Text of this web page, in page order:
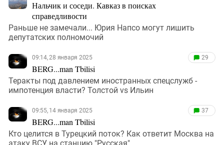
Нальчик и соседи. Кавказ в поисках
справедливости
Раньше не замечали... Юрия Напсо могут лишить
депутатских полномочий
09:14, 28 января 2025
BERG...man Tbilisi
29
Теракты под давлением иностранных спецслужб -
импотенция власти? Толстой vs Ильин
09:55, 14 января 2025
BERG...man Tbilisi
37
Кто целится в Турецкий поток? Как ответит Москва на